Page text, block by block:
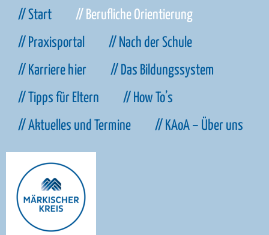
// Start
// Berufliche Orientierung
// Praxisportal
// Nach der Schule
// Karriere hier
// Das Bildungssystem
// Tipps für Eltern
// How To’s
// Aktuelles und Termine